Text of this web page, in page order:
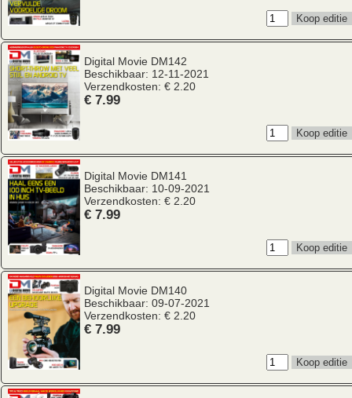
Digital Movie DM142
Beschikbaar: 12-11-2021
Verzendkosten: € 2.20
€ 7.99
Digital Movie DM141
Beschikbaar: 10-09-2021
Verzendkosten: € 2.20
€ 7.99
Digital Movie DM140
Beschikbaar: 09-07-2021
Verzendkosten: € 2.20
€ 7.99